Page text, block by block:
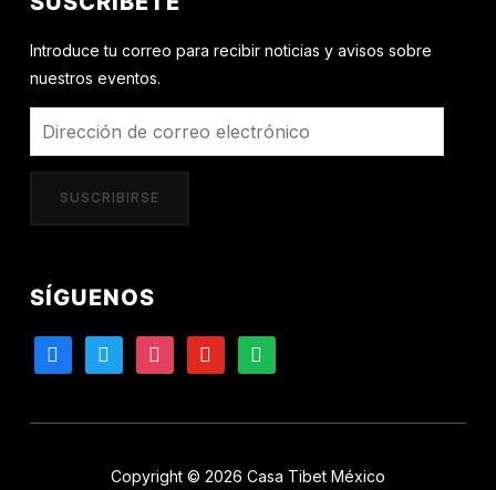
Introduce tu correo para recibir noticias y avisos sobre
nuestros eventos.
correo
electrónico
SUSCRIBIRSE
SÍGUENOS
facebooktwitter instagramyoutube spotify
Copyright © 2026 Casa Tibet México